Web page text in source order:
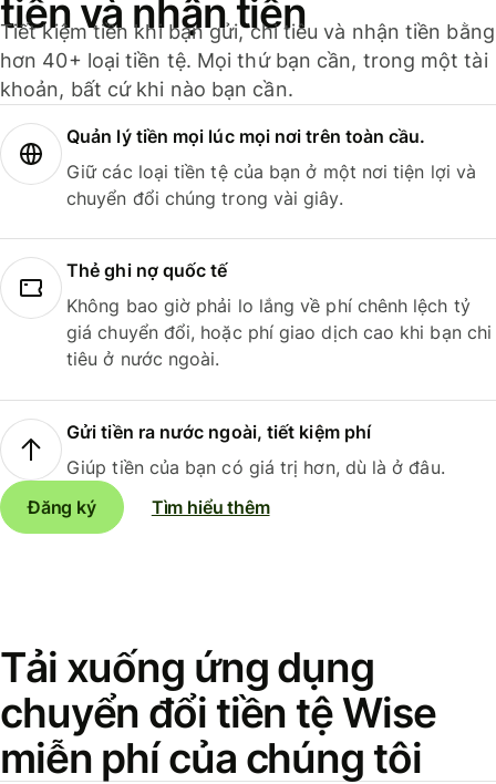
tiền và nhận tiền
Tiết kiệm tiền khi bạn gửi, chi tiêu và nhận tiền bằng
hơn 40+ loại tiền tệ. Mọi thứ bạn cần, trong một tài
khoản, bất cứ khi nào bạn cần.
Quản lý tiền mọi lúc mọi nơi trên toàn cầu.
Giữ các loại tiền tệ của bạn ở một nơi tiện lợi và
chuyển đổi chúng trong vài giây.
Thẻ ghi nợ quốc tế
Không bao giờ phải lo lắng về phí chênh lệch tỷ
giá chuyển đổi, hoặc phí giao dịch cao khi bạn chi
tiêu ở nước ngoài.
Gửi tiền ra nước ngoài, tiết kiệm phí
Giúp tiền của bạn có giá trị hơn, dù là ở đâu.
Đăng ký
Tìm hiểu thêm
Tải xuống ứng dụng
chuyển đổi tiền tệ Wise
miễn phí của chúng tôi